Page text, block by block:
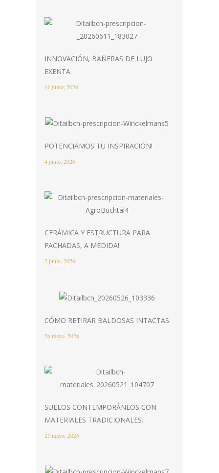
INNOVACIÓN, BAÑERAS DE LUJO
EXENTA.
11 junio, 2026
POTENCIAMOS TU INSPIRACIÓN!
4 junio, 2026
CERÁMICA Y ESTRUCTURA PARA
FACHADAS, A MEDIDA!
2 junio, 2026
CÓMO RETIRAR BALDOSAS INTACTAS.
26 mayo, 2026
SUELOS CONTEMPORÁNEOS CON
MATERIALES TRADICIONALES.
21 mayo, 2026